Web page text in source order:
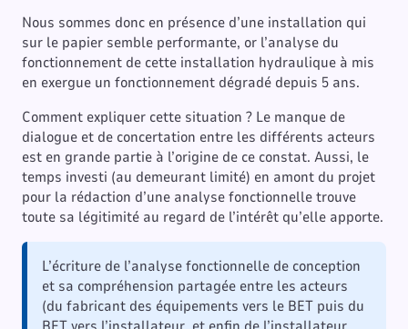
Nous sommes donc en présence d’une installation qui
sur le papier semble performante, or l’analyse du
fonctionnement de cette installation hydraulique à mis
en exergue un fonctionnement dégradé depuis 5 ans.
Comment expliquer cette situation ? Le manque de
dialogue et de concertation entre les différents acteurs
est en grande partie à l’origine de ce constat. Aussi, le
temps investi (au demeurant limité) en amont du projet
pour la rédaction d’une analyse fonctionnelle trouve
toute sa légitimité au regard de l’intérêt qu’elle apporte.
L’écriture de l’analyse fonctionnelle de conception
et sa compréhension partagée entre les acteurs
(du fabricant des équipements vers le BET puis du